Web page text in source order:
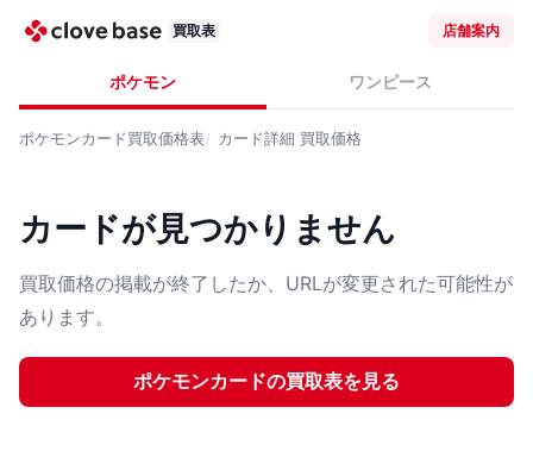
買取表 店舗案内
ポケモン ワンピース
ポケモンカード買取価格表 カード詳細 買取価格
カードが見つかりません
買取価格の掲載が終了したか、URLが変更された可能性が
あります。
ポケモンカードの買取表を見る